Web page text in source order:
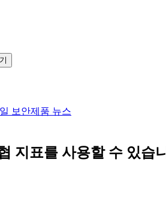
보안제품 뉴스
지표를 사용할 수 있습